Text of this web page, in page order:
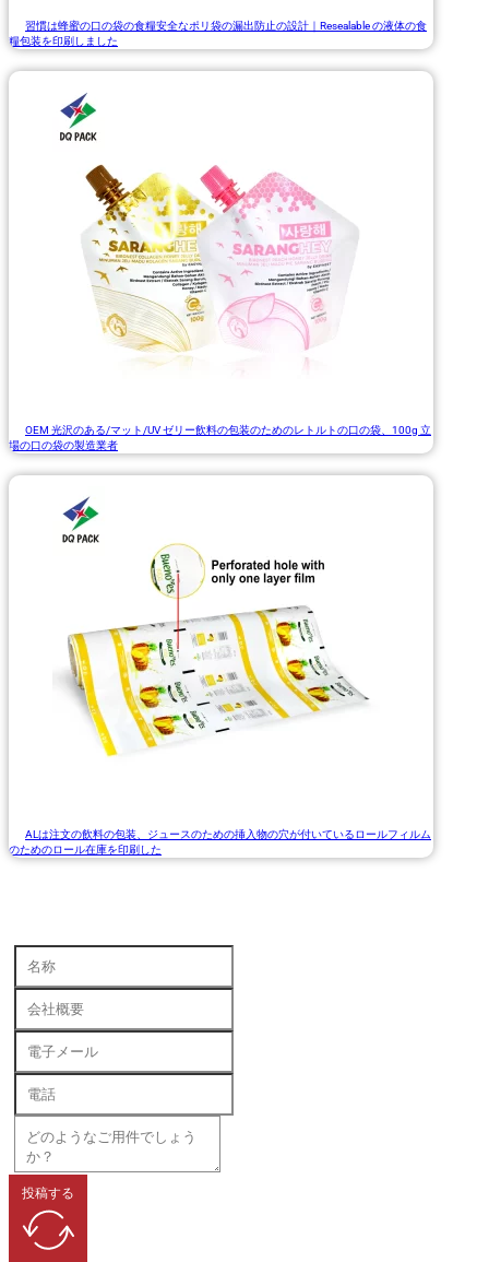
習慣は蜂蜜の口の袋の食糧安全なポリ袋の漏出防止の設計｜Resealable の液体の食
糧包装を印刷しました
OEM 光沢のある/マット/UV ゼリー飲料の包装のためのレトルトの口の袋、100g 立
場の口の袋の製造業者
ALは注文の飲料の包装、ジュースのための挿入物の穴が付いているロールフィルム
のためのロール在庫を印刷した
投稿する